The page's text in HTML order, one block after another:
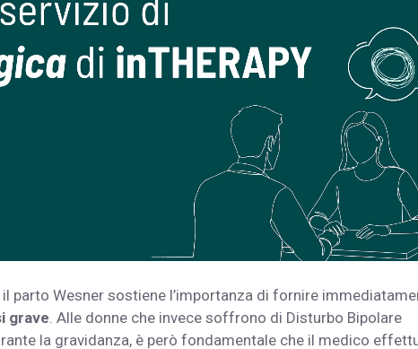
parto Wesner sostiene l’importanza di fornire
grave . Alle donne che invece soffrono di Disturbo Bipolare
la gravidanza, è però fondamentale che il medico